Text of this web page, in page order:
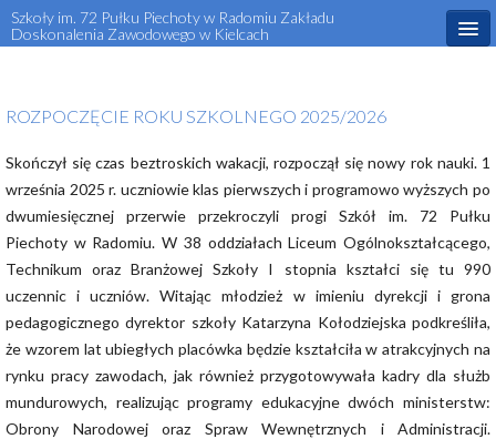
Szkoły im. 72 Pułku Piechoty w Radomiu Zakładu
Doskonalenia Zawodowego w Kielcach
Aktualności
O szkole
Dla ucznia
Dla rodzica
Rekrutacja
Projekty Unijne
Kontakt
Kursy i szkolenia zawodowe
ROZPOCZĘCIE ROKU SZKOLNEGO 2025/2026
Skończył się czas beztroskich wakacji, rozpoczął się nowy rok nauki. 1
września 2025 r. uczniowie klas pierwszych i programowo wyższych po
dwumiesięcznej przerwie przekroczyli progi Szkół im. 72 Pułku
Piechoty w Radomiu. W 38 oddziałach Liceum Ogólnokształcącego,
Technikum oraz Branżowej Szkoły I stopnia kształci się tu 990
uczennic i uczniów. Witając młodzież w imieniu dyrekcji i grona
pedagogicznego dyrektor szkoły Katarzyna Kołodziejska podkreśliła,
że wzorem lat ubiegłych placówka będzie kształciła w atrakcyjnych na
rynku pracy zawodach, jak również przygotowywała kadry dla służb
mundurowych, realizując programy edukacyjne dwóch ministerstw:
Obrony Narodowej oraz Spraw Wewnętrznych i Administracji.